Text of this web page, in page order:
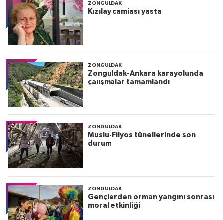
ZONGULDAK
Kızılay camiası yasta
ZONGULDAK
Zonguldak-Ankara karayolunda
çaıışmalar tamamlandı
ZONGULDAK
Muslu-Filyos tünellerinde son
durum
ZONGULDAK
Gençlerden orman yangını sonrası
moral etkinliği